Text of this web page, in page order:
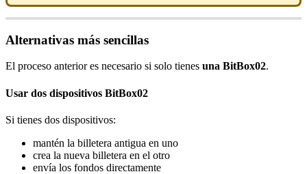
Alternativas más sencillas
El proceso anterior es necesario si solo tienes una BitBox02.
Usar dos dispositivos BitBox02
Si tienes dos dispositivos:
mantén la billetera antigua en uno
crea la nueva billetera en el otro
envía los fondos directamente